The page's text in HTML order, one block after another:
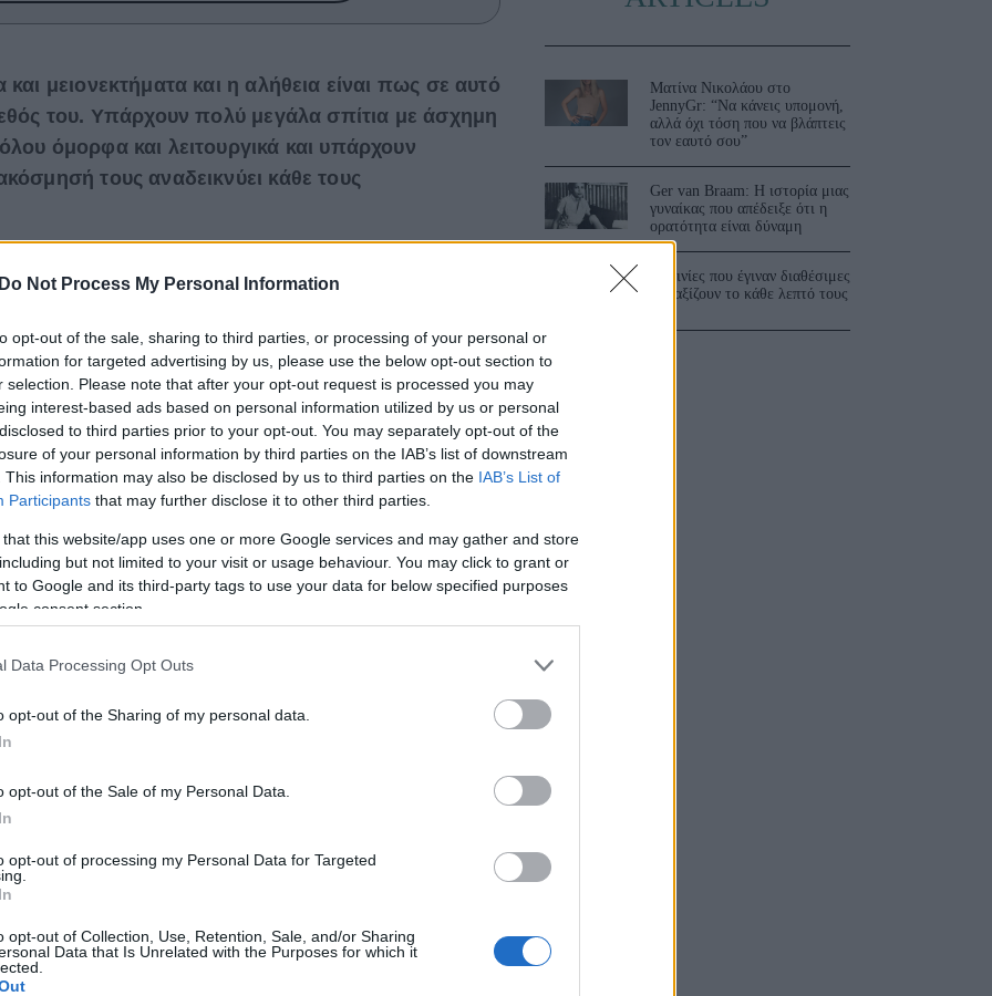
Do Not Process My Personal Information
opt-out of the sale, sharing to third parties, or processing of your personal or
for targeted advertising by us, please use the below opt-out section to
selection. Please note that after your opt-out request is processed you may
interest-based ads based on personal information utilized by us or personal
to third parties prior to your opt-out. You may separately opt-out of the
of your personal information by third parties on the IAB’s list of downstream
This information may also be disclosed by us to third parties on the IAB’s List of
Participants that may further disclose it to other third parties.
that this website/app uses one or more Google services and may gather and store
but not limited to your visit or usage behaviour. You may click to grant or
to Google and its third-party tags to use your data for below specified purposes
consent section.
Data Processing Opt Outs
opt-out of the Sharing of my personal data.
opt-out of the Sale of my Personal Data.
opt-out of processing my Personal Data for Targeted
opt-out of Collection, Use, Retention, Sale, and/or Sharing
Data that Is Unrelated with the Purposes for which it
και μειονεκτήματα και η αλήθεια είναι πως σε αυτό
του. Υπάρχουν πολύ μεγάλα σπίτια με άσχημη
όμορφα και λειτουργικά και υπάρχουν
τους αναδεικνύει κάθε τους
το παρακάτω που βρίσκεται στην Florida των ΗΠΑ
να κάνετε το δικό σας μικρό χώρο να δείχνει
κόντρα πλακέ στο πάτωμα (που είναι και
σε διάφορα μεγέθη (η ομοιομορφία στη
τουλάχιστον ένα vintage έπιπλο σαν το
στη συγκεκριμένη κουζίνα. Με αυτούς τους
στην κουζίνα σας χωρίς ιδιαίτερη προσπάθεια. Το
και αυτό είναι κάτι που πρέπει να θυμάστε.
Ματίνα Νικολάου στο
JennyGr: “Να κάνεις υπομονή,
αλλά όχι τόση που να βλάπτεις
τον εαυτό σου”
Ger van Braam: Η ιστορία μιας
γυναίκας που απέδειξε ότι η
ορατότητα είναι δύναμη
3 ταινίες που έγιναν διαθέσιμες
και αξίζουν το κάθε λεπτό τους